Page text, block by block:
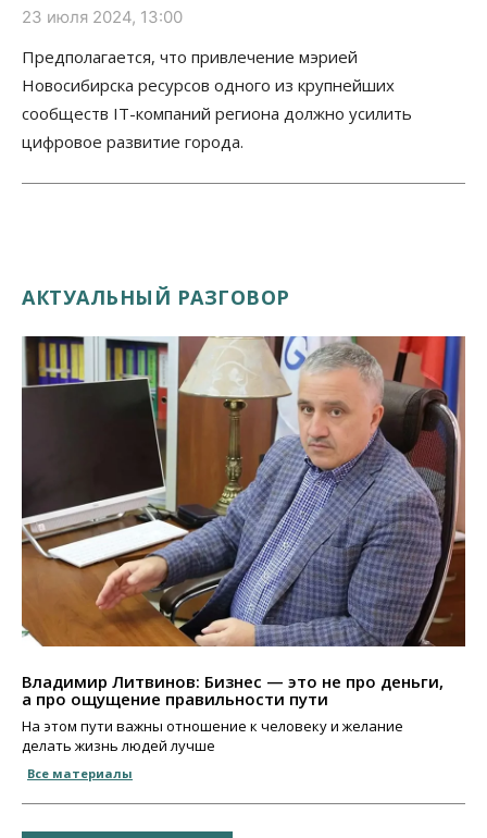
23 июля 2024, 13:00
Предполагается, что привлечение мэрией
Новосибирска ресурсов одного из крупнейших
сообществ IT-компаний региона должно усилить
цифровое развитие города.
АКТУАЛЬНЫЙ РАЗГОВОР
Владимир Литвинов: Бизнес — это не про деньги,
а про ощущение правильности пути
На этом пути важны отношение к человеку и желание
делать жизнь людей лучше
Все материалы